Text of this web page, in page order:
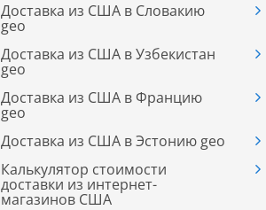
Доставка из США в Словакию
geo
Доставка из США в Узбекистан
geo
Доставка из США в Францию
geo
Доставка из США в Эстонию geo
Калькулятор стоимости
доставки из интернет-
магазинов США